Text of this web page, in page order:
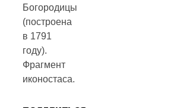
Богородицы
(построена
в 1791
году).
Фрагмент
иконостаса.